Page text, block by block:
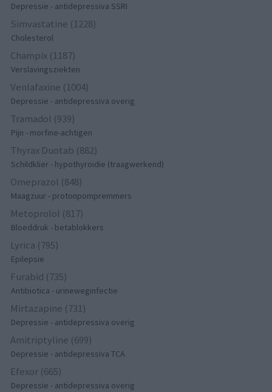
Depressie - antidepressiva SSRI
Simvastatine (1228)
Cholesterol
Champix (1187)
Verslavingsziekten
Venlafaxine (1004)
Depressie - antidepressiva overig
Tramadol (939)
Pijn - morfine-achtigen
Thyrax Duotab (882)
Schildklier - hypothyroidie (traagwerkend)
Omeprazol (848)
Maagzuur - protonpompremmers
Metoprolol (817)
Bloeddruk - betablokkers
Lyrica (795)
Epilepsie
Furabid (735)
Antibiotica - urineweginfectie
Mirtazapine (731)
Depressie - antidepressiva overig
Amitriptyline (699)
Depressie - antidepressiva TCA
Efexor (665)
Depressie - antidepressiva overig